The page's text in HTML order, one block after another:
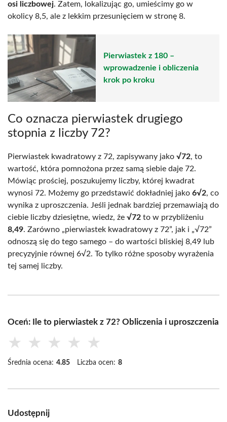
osi liczbowej. Zatem, lokalizując go, umieścimy go w
okolicy 8,5, ale z lekkim przesunięciem w stronę 8.
Pierwiastek z 180 –
wprowadzenie i obliczenia
krok po kroku
Co oznacza pierwiastek drugiego
stopnia z liczby 72?
Pierwiastek kwadratowy z 72, zapisywany jako √72, to
wartość, która pomnożona przez samą siebie daje 72.
Mówiąc prościej, poszukujemy liczby, której kwadrat
wynosi 72. Możemy go przedstawić dokładniej jako 6√2, co
wynika z uproszczenia. Jeśli jednak bardziej przemawiają do
ciebie liczby dziesiętne, wiedz, że √72 to w przybliżeniu
8,49. Zarówno „pierwiastek kwadratowy z 72”, jak i „√72”
odnoszą się do tego samego – do wartości bliskiej 8,49 lub
precyzyjnie równej 6√2. To tylko różne sposoby wyrażenia
tej samej liczby.
Oceń: Ile to pierwiastek z 72? Obliczenia i uproszczenia
★ ★ ★ ★ ★
Średnia ocena: 4.85 Liczba ocen: 8
Udostępnij